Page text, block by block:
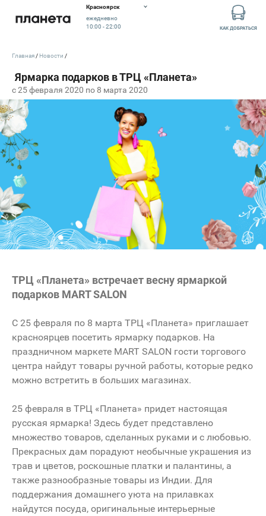
Красноярск
ежедневно
10:00 - 22:00
КАК ДОБРАТЬСЯ
c 25 февраля 2020 по 8 марта 2020
Главная Новости
ТРЦ «Планета» встречает весну ярмаркой
подарков MART SALON
С 25 февраля по 8 марта ТРЦ «Планета» приглашает
красноярцев посетить ярмарку подарков. На
праздничном маркете MART SALON гости торгового
центра найдут товары ручной работы, которые редко
можно встретить в больших магазинах.
25 февраля в ТРЦ «Планета» придет настоящая
русская ярмарка! Здесь будет представлено
множество товаров, сделанных руками и с любовью.
Прекрасных дам порадуют необычные украшения из
трав и цветов, роскошные платки и палантины, а
также разнообразные товары из Индии. Для
поддержания домашнего уюта на прилавках
найдутся посуда, оригинальные интерьерные